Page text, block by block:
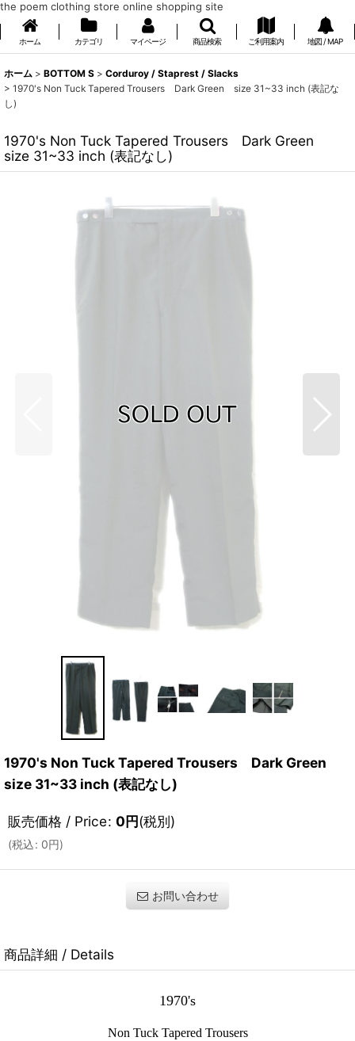
the poem clothing store online shopping site
ホーム カテゴリ マイページ 商品検索 ご利用案内 地図 / MAP
ホーム > BOTTOM S > Corduroy / Staprest / Slacks
> 1970's Non Tuck Tapered Trousers Dark Green size 31~33 inch (表記な
し)
1970's Non Tuck Tapered Trousers Dark Green
size 31~33 inch (表記なし)
1970's Non Tuck Tapered Trousers Dark Green
size 31~33 inch (表記なし)
販売価格 / Price: 0円(税別)
(税込: 0円)
お問い合わせ
商品詳細 / Details
1970's
Non Tuck Tapered Trousers